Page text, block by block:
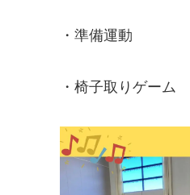
・準備運動
・椅子取りゲーム